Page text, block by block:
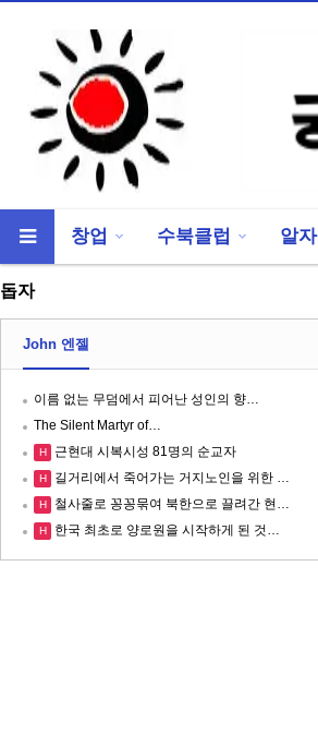
창업 수북클럽 알자
돕자
John 엔젤
이름 없는 무덤에서 피어난 성인의 향…
The Silent Martyr of…
H 근현대 시복시성 81명의 순교자
H 길거리에서 죽어가는 거지노인을 위한 …
H 철사줄로 꽁꽁묶여 북한으로 끌려간 현…
H 한국 최초로 양로원을 시작하게 된 것…